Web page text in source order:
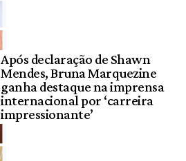
Após declaração de Shawn
Mendes, Bruna Marquezine
ganha destaque na imprensa
internacional por ‘carreira
impressionante’